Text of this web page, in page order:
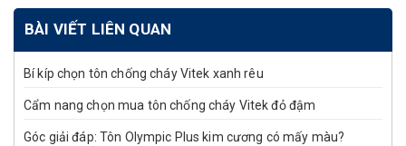
BÀI VIẾT LIÊN QUAN
Bí kíp chọn tôn chống cháy Vitek xanh rêu
Cẩm nang chọn mua tôn chống cháy Vitek đỏ đậm
Góc giải đáp: Tôn Olympic Plus kim cương có mấy màu?